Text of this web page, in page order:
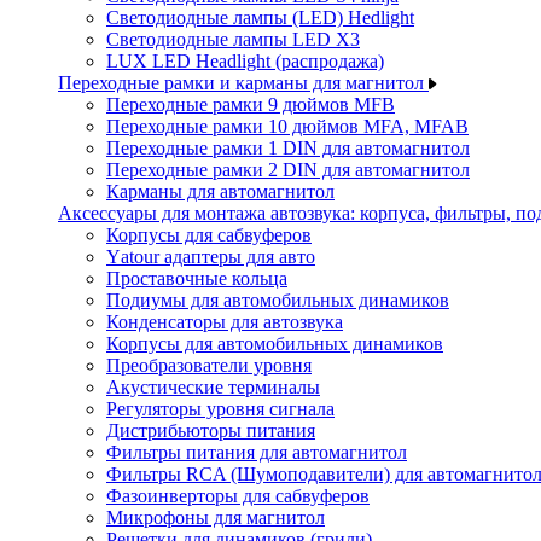
Светодиодные лампы (LED) Hedlight
Светодиодные лампы LED X3
LUX LED Headlight (распродажа)
Переходные рамки и карманы для магнитол
Переходные рамки 9 дюймов MFB
Переходные рамки 10 дюймов MFA, MFAB
Переходные рамки 1 DIN для автомагнитол
Переходные рамки 2 DIN для автомагнитол
Карманы для автомагнитол
Аксессуары для монтажа автозвука: корпуса, фильтры,
Корпусы для сабвуферов
Yаtour адаптеры для авто
Проставочные кольца
Подиумы для автомобильных динамиков
Конденсаторы для автозвука
Корпусы для автомобильных динамиков
Преобразователи уровня
Акустические терминалы
Регуляторы уровня сигнала
Дистрибьюторы питания
Фильтры питания для автомагнитол
Фильтры RCA (Шумоподавители) для автомагнитол
Фазоинверторы для сабвуферов
Микрофоны для магнитол